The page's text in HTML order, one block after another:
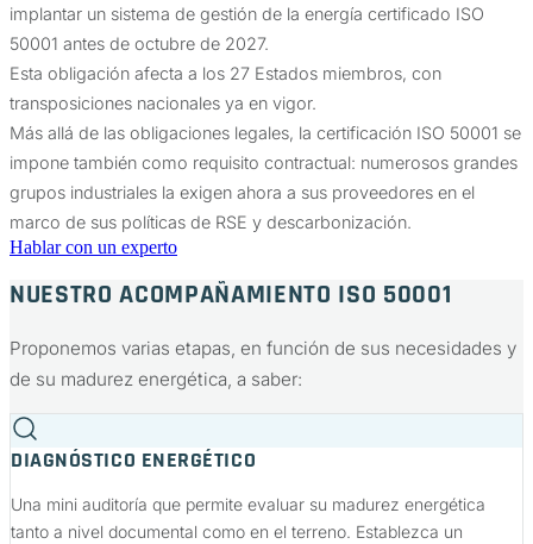
implantar un sistema de gestión de la energía certificado ISO
50001 antes de octubre de 2027.
Esta obligación afecta a los 27 Estados miembros, con
transposiciones nacionales ya en vigor.
Más allá de las obligaciones legales, la certificación ISO 50001 se
impone también como requisito contractual: numerosos grandes
grupos industriales la exigen ahora a sus proveedores en el
marco de sus políticas de RSE y descarbonización.
Hablar con un experto
NUESTRO ACOMPAÑAMIENTO ISO 50001
Proponemos varias etapas, en función de sus necesidades y
de su madurez energética, a saber:
DIAGNÓSTICO ENERGÉTICO
Una mini auditoría que permite evaluar su madurez energética
tanto a nivel documental como en el terreno. Establezca un